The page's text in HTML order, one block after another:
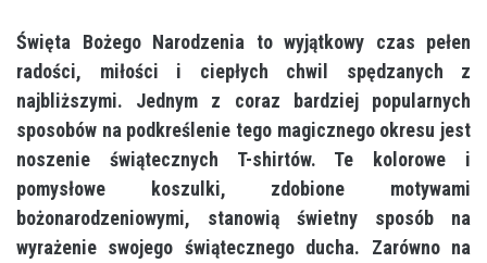
Święta Bożego Narodzenia to wyjątkowy czas pełen
radości, miłości i ciepłych chwil spędzanych z
najbliższymi. Jednym z coraz bardziej popularnych
sposobów na podkreślenie tego magicznego okresu jest
noszenie świątecznych T-shirtów. Te kolorowe i
pomysłowe koszulki, zdobione motywami
bożonarodzeniowymi, stanowią świetny sposób na
wyrażenie swojego świątecznego ducha. Zarówno na